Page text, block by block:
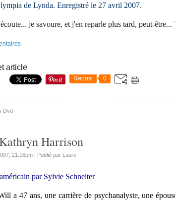
de Lynda. Enregistré le 27 avril 2007.
je savoure, et j'en reparle plus tard, peut-être...
article
Repost 0
Dvd
Harrison
21:16pm | Publié par Laure
par Sylvie Schneiter
a 47 ans, une carrière de psychanalyste, une